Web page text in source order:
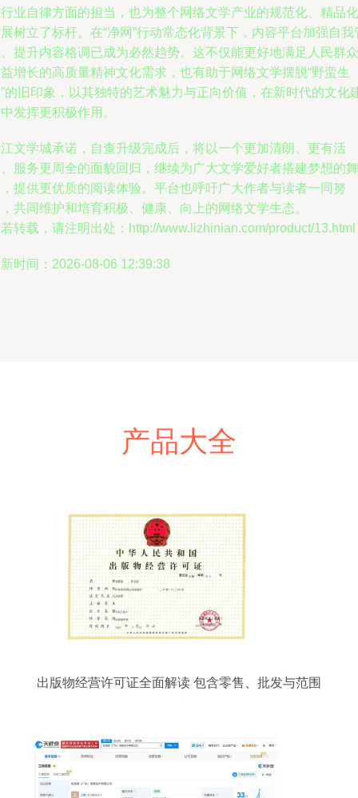
业自律方面的担当，也为整个网络文学产业的规范化、精品化
树立了标杆。在“净网”行动常态化背景下，内容平台加强自我
提升内容格调已成为必然趋势。这不仅能更好地满足人民群众
增长的高质量精神文化需求，也有助于网络文学摆脱“野蛮生
的旧印象，以其独特的艺术魅力与正向价值，在新时代的文化
发挥更积极作用。
文学城承诺，自查升级完成后，将以一个更加清朗、更有活
服务更周全的面貌回归，继续为广大文学爱好者搭建梦想的舞
提供更优质的阅读体验。平台也呼吁广大作者与读者一同努
共同维护和培育积极、健康、向上的网络文学生态。
转载，请注明出处：http://www.lizhinian.com/product/13.html
时间：2026-08-06 12:39:38
产品大全
出版物经营许可证全面解读 包含零售、批发与范围